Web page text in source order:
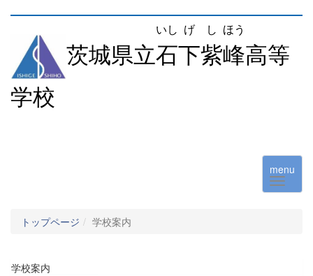
茨城県立石
いし
下
げ
紫
し
峰
ほう
高等
学校
menu
トップページ 学校案内
学校案内